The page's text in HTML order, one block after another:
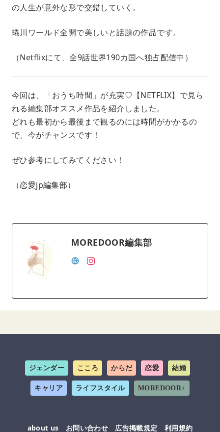
の人生が意外な形で交錯していく。
蜷川ワールド全開で美しいと話題の作品です。
（Netflixにて、全9話世界190カ国へ独占配信中）
今回は、「おうち時間」が充実♡【NETFLIX】で見ら
れる編集部オススメ作品を紹介しました。
どれも最初から最後まで観るのには時間がかかるの
で、今がチャンスです！
ぜひ参考にしてみてください！
（恋愛jp編集部）
MOREDOOR編集部
ジェンダー こころ からだ 恋愛 結婚
キャリア ライフスタイル MOREDOOR+
about us お問い合わせ 広告掲載規定 利用規約